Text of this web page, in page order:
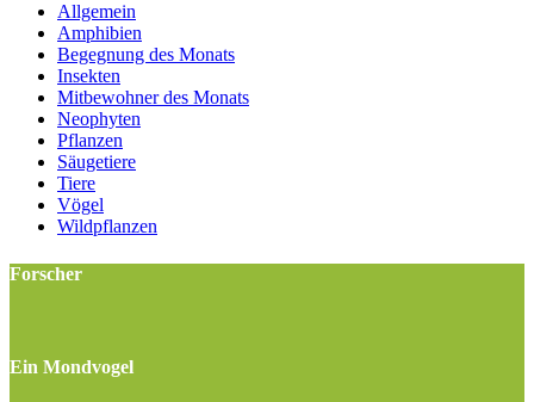
Allgemein
Amphibien
Begegnung des Monats
Insekten
Mitbewohner des Monats
Neophyten
Pflanzen
Säugetiere
Tiere
Vögel
Wildpflanzen
Forscher
Ein Mondvogel